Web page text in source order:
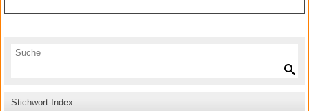
Stichwort-Index: